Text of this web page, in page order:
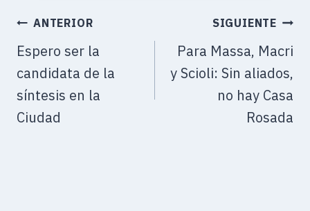
ANTERIOR
Espero ser la
candidata de la
síntesis en la
Ciudad
SIGUIENTE
Para Massa, Macri
y Scioli: Sin aliados,
no hay Casa
Rosada